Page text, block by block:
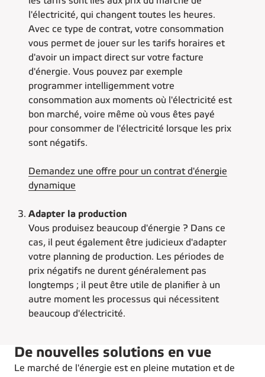
l'électricité, qui changent toutes les heures.
Avec ce type de contrat, votre consommation
vous permet de jouer sur les tarifs horaires et
d'avoir un impact direct sur votre facture
d'énergie. Vous pouvez par exemple
programmer intelligemment votre
consommation aux moments où l'électricité est
bon marché, voire même où vous êtes payé
pour consommer de l'électricité lorsque les prix
sont négatifs.
Demandez une offre pour un contrat d'énergie
dynamique
Adapter la production
Vous produisez beaucoup d'énergie ? Dans ce
cas, il peut également être judicieux d'adapter
votre planning de production. Les périodes de
prix négatifs ne durent généralement pas
longtemps ; il peut être utile de planifier à un
autre moment les processus qui nécessitent
beaucoup d'électricité.
De nouvelles solutions en vue
Le marché de l'énergie est en pleine mutation et de